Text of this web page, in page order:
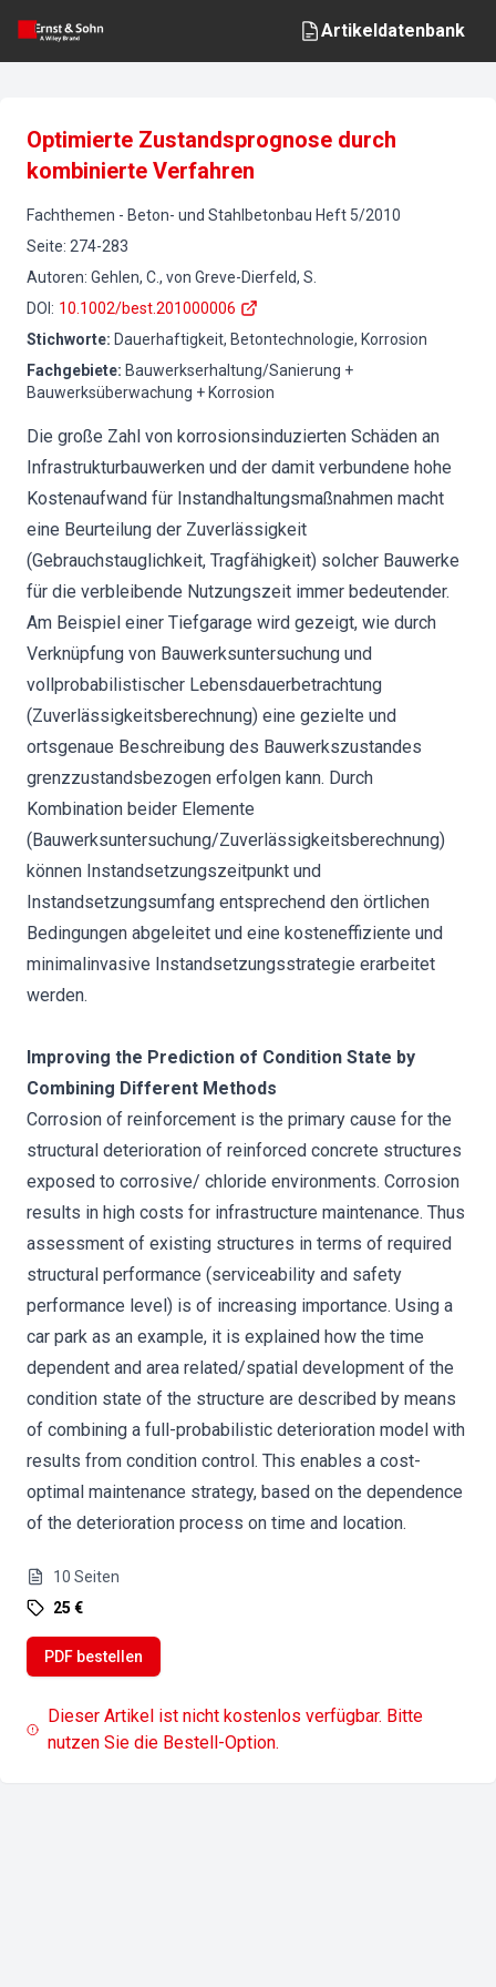
Artikeldatenbank
Optimierte Zustandsprognose durch
kombinierte Verfahren
Fachthemen - Beton- und Stahlbetonbau Heft 5/2010
Seite: 274-283
Autoren: Gehlen, C., von Greve-Dierfeld, S.
DOI : 10.1002/best.201000006
Stichworte: Dauerhaftigkeit, Betontechnologie, Korrosion
Fachgebiete: Bauwerkserhaltung/Sanierung +
Bauwerksüberwachung + Korrosion
Die große Zahl von korrosionsinduzierten Schäden an
Infrastrukturbauwerken und der damit verbundene hohe
Kostenaufwand für Instandhaltungsmaßnahmen macht
eine Beurteilung der Zuverlässigkeit
(Gebrauchstauglichkeit, Tragfähigkeit) solcher Bauwerke
für die verbleibende Nutzungszeit immer bedeutender.
Am Beispiel einer Tiefgarage wird gezeigt, wie durch
Verknüpfung von Bauwerksuntersuchung und
vollprobabilistischer Lebensdauerbetrachtung
(Zuverlässigkeitsberechnung) eine gezielte und
ortsgenaue Beschreibung des Bauwerkszustandes
grenzzustandsbezogen erfolgen kann. Durch
Kombination beider Elemente
(Bauwerksuntersuchung/Zuverlässigkeitsberechnung)
können Instandsetzungszeitpunkt und
Instandsetzungsumfang entsprechend den örtlichen
Bedingungen abgeleitet und eine kosteneffiziente und
minimalinvasive Instandsetzungsstrategie erarbeitet
werden.
Improving the Prediction of Condition State by
Combining Different Methods
Corrosion of reinforcement is the primary cause for the
structural deterioration of reinforced concrete structures
exposed to corrosive/ chloride environments. Corrosion
results in high costs for infrastructure maintenance. Thus
assessment of existing structures in terms of required
structural performance (serviceability and safety
performance level) is of increasing importance. Using a
car park as an example, it is explained how the time
dependent and area related/spatial development of the
condition state of the structure are described by means
of combining a full-probabilistic deterioration model with
results from condition control. This enables a cost-
optimal maintenance strategy, based on the dependence
of the deterioration process on time and location.
10 Seiten
25 €
PDF bestellen
Dieser Artikel ist nicht kostenlos verfügbar. Bitte
nutzen Sie die Bestell-Option.